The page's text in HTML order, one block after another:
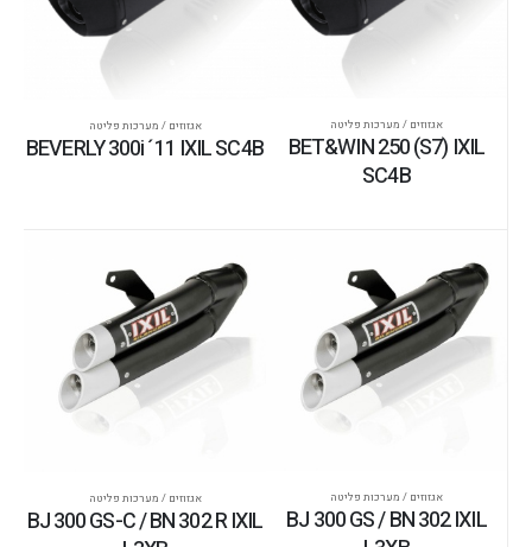
אגזוזים / מערכות פליטה
BET&WIN 250 (S7) IXIL
SC4B
אגזוזים / מערכות פליטה
BEVERLY 300i ´11 IXIL SC4B
אגזוזים / מערכות פליטה
BJ 300 GS / BN 302 IXIL
אגזוזים / מערכות פליטה
BJ 300 GS-C / BN 302 R IXIL